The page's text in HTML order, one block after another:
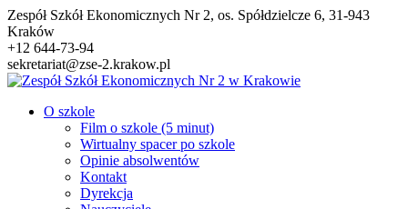
Przejdź
do
treści
Zespół Szkół Ekonomicznych Nr 2, os. Spółdzielcze 6, 31-943
Kraków
+12 644-73-94
sekretariat@zse-2.krakow.pl
O szkole
Film o szkole (5 minut)
Wirtualny spacer po szkole
Opinie absolwentów
Kontakt
Dyrekcja